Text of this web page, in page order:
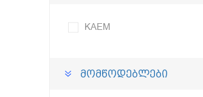
KAEM
მომწოდებლები